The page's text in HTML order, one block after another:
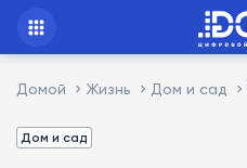
Домой Жизнь Дом и сад
Дом и сад